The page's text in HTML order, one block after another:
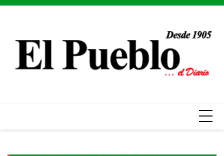
Skip